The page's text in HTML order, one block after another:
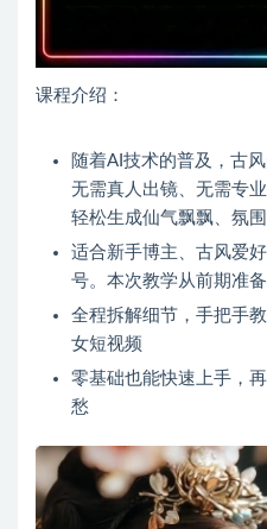
课程介绍：
随着AI技术的普及，古
无需真人出镜、无需专
轻松生成仙气飘飘、氛
适合新手博主、古风爱
号。本次教学从前期准
全程拆解细节，手把手
女短视频
零基础也能快速上手，
愁